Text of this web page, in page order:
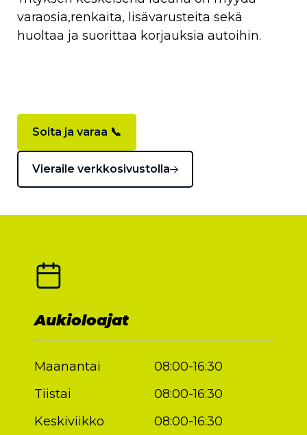
varaosia,renkaita, lisävarusteita sekä
huoltaa ja suorittaa korjauksia autoihin.
Soita ja varaa 📞
Vieraile verkkosivustolla
Aukioloajat
Maanantai
08:00-16:30
Tiistai
08:00-16:30
Keskiviikko
08:00-16:30